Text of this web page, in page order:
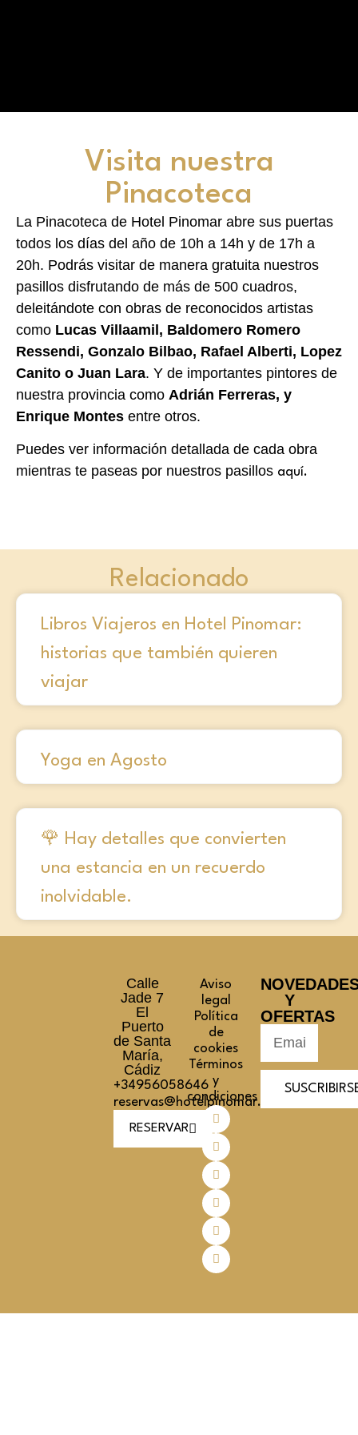
Visita nuestra
Pinacoteca
La Pinacoteca de Hotel Pinomar abre sus puertas
todos los días del año de 10h a 14h y de 17h a
20h. Podrás visitar de manera gratuita nuestros
pasillos disfrutando de más de 500 cuadros,
deleitándote con obras de reconocidos artistas
como Lucas Villaamil, Baldomero Romero
Ressendi, Gonzalo Bilbao, Rafael Alberti, Lopez
Canito o Juan Lara. Y de importantes pintores de
nuestra provincia como Adrián Ferreras, y
Enrique Montes entre otros.
Puedes ver información detallada de cada obra
mientras te paseas por nuestros pasillos aquí.
Relacionado
Libros Viajeros en Hotel Pinomar:
historias que también quieren
viajar
Yoga en Agosto
🌹 Hay detalles que convierten
una estancia en un recuerdo
inolvidable.
Calle
Jade 7
El
Puerto
de Santa
María,
Cádiz
+34956058646
reservas@hotelpinomar.com
RESERVAR
Aviso
legal
Política
de
cookies
Términos
y
condiciones
Y
OFERTAS